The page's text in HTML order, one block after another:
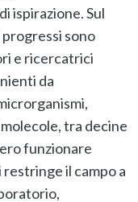
ispirazione. Sul
progressi sono
e ricercatrici
da
tra decine
funzionare
il campo a